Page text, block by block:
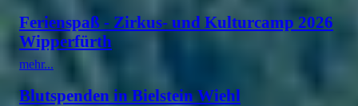
Ferienspaß - Zirkus- und Kulturcamp 2026
Wipperfürth
mehr...
Blutspenden in Bielstein Wiehl